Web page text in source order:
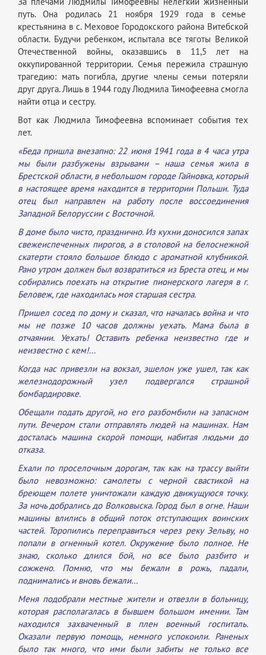
путь. Она родилась 21 ноября 1929 года в семье
крестьянина в с. Меховое Городокского района Витебской
области. Будучи ребенком, испытала все тяготы Великой
Отечественной войны, оказавшись в 11,5 лет на
оккупированной территории. Семья пережила страшную
трагедию: мать погибла, другие члены семьи потеряли
друг друга. Лишь в 1944 году Людмила Тимофеевна смогла
найти отца и сестру.
Вот как Людмила Тимофеевна вспоминает события тех
лет.
«Беда пришла внезапно: 22 июня 1941 года в 4 часа утра
мы были разбужены взрывами – наша семья жила в
Брестской области, в небольшом городе Гайновка, который
в настоящее время находится в территории Польши. Туда
отец был направлен на работу после воссоединения
Западной Белоруссии с Восточной.
В доме было чисто, празднично. Из кухни доносился запах
свежеиспеченных пирогов, а в столовой на белоснежной
скатерти стояло большое блюдо с ароматной клубникой.
Рано утром должен был возвратиться из Бреста отец, и мы
собирались поехать на открытие пионерского лагеря в г.
Беловеж, где находилась моя старшая сестра.
Пришел сосед по дому и сказал, что началась война и что
мы не позже 10 часов должны уехать. Мама была в
отчаянии. Уехать! Оставить ребенка неизвестно где и
неизвестно с кем!...
Когда нас привезли на вокзал, эшелон уже ушел, так как
железнодорожный узел подвергался страшной
бомбардировке.
Обещали подать другой, но его разбомбили на запасном
пути. Вечером стали отправлять людей на машинах. Нам
досталась машина скорой помощи, набитая людьми до
отказа.
Ехали по проселочным дорогам, так как на трассу выйти
было невозможно: самолеты с черной свастикой на
бреющем полете уничтожали каждую движущуюся точку.
За ночь добрались до Волковыска. Город был в огне. Наши
машины влились в общий поток отступающих воинских
частей. Торопились переправиться через реку Зельву, но
попали в огненный котел. Окружение было полное. Не
знаю, сколько длился бой, но все было разбито и
сожжено. Помню, что мы бежали в рожь, падали,
поднимались и вновь бежали…
Меня подобрали местные жители и отвезли в больницу,
которая располагалась в бывшем большом имении. Там
находился захваченный в плен военный госпиталь.
Оказали первую помощь, немного успокоили. Раненых
было так много, что ими были забиты не только все